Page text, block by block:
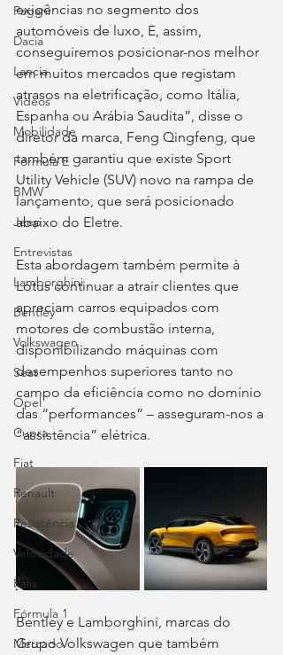
Pagani
Dacia
Lancia
Videos
Mobilidade
Fórmula E
BMW
Jeep
Entrevistas
Lamborghini
Bentley
Volkswagen
Seat
Opel
Cupra
Fiat
Renault
Resistência
Velocidade
Ralis
Fórmula 1
Mercado
exigências no segmento dos
automóveis de luxo, E, assim,
conseguiremos posicionar-nos melhor
em muitos mercados que registam
atrasos na eletrificação, como Itália,
Espanha ou Arábia Saudita”, disse o
diretor da marca, Feng Qingfeng, que
também garantiu que existe Sport
Utility Vehicle (SUV) novo na rampa de
lançamento, que será posicionado
abaixo do Eletre.
Esta abordagem também permite à
Lotus continuar a atrair clientes que
apreciam carros equipados com
motores de combustão interna,
disponibilizando máquinas com
desempenhos superiores tanto no
campo da eficiência como no domínio
das “performances” – asseguram-nos a
“assistência” elétrica.
Bentley e Lamborghini, marcas do
Grupo Volkswagen que também